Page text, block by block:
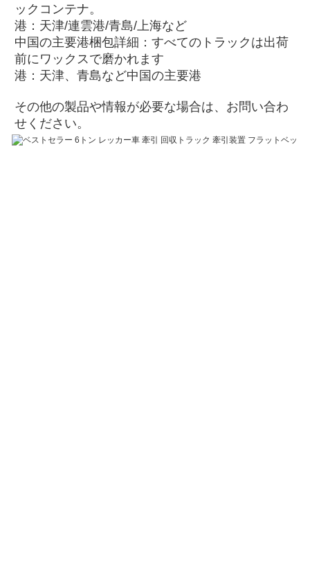
ックコンテナ。
港：天津/連雲港/青島/上海など
中国の主要港梱包詳細：すべてのトラックは出荷
前にワックスで磨かれます
港：天津、青島など中国の主要港
その他の製品や情報が必要な場合は、お問い合わ
せください。